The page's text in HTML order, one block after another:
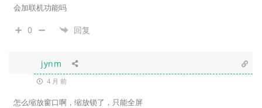
会加联机功能吗
0 回复
jynm
4 月 前
怎么缩放窗口啊，缩放锁了，只能全屏